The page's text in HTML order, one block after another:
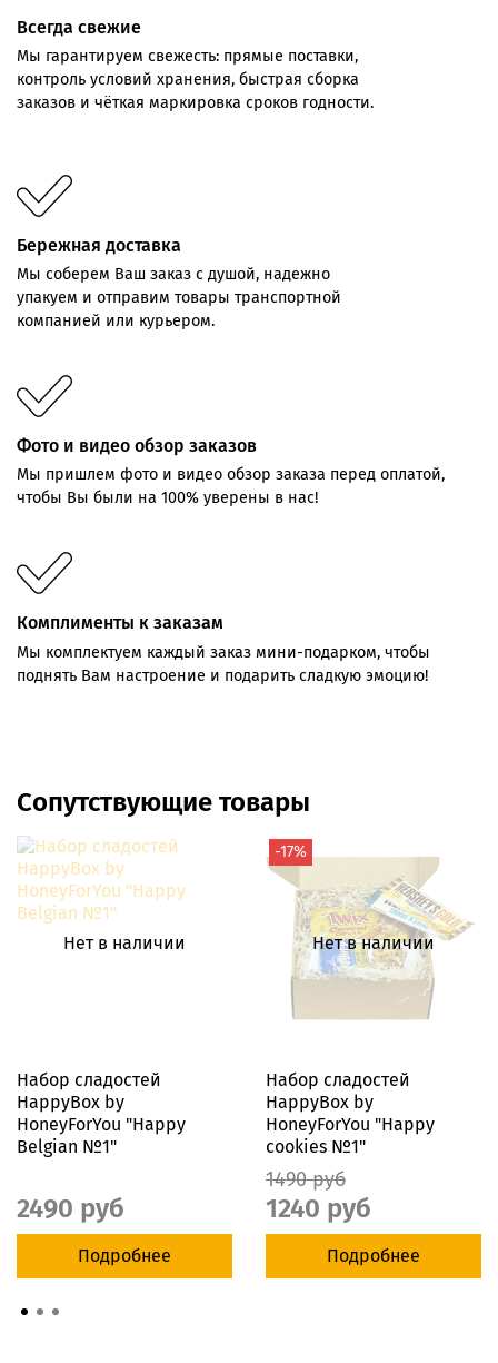
Всегда свежие
Мы гарантируем свежесть: прямые поставки,
контроль условий хранения, быстрая сборка
заказов и чёткая маркировка сроков годности.
Бережная доставка
Мы соберем Ваш заказ с душой, надежно
упакуем и отправим товары транспортной
компанией или курьером.
Фото и видео обзор заказов
Мы пришлем фото и видео обзор заказа перед оплатой,
чтобы Вы были на 100% уверены в нас!
Комплименты к заказам
Мы комплектуем каждый заказ мини-подарком, чтобы
поднять Вам настроение и подарить сладкую эмоцию!
Сопутствующие товары
Нет в наличии
Набор сладостей
HappyBox by
HoneyForYou "Happy
Belgian №1"
2490 руб
Подробнее
Нет в наличии
-17%
Набор сладостей
HappyBox by
HoneyForYou "Happy
cookies №1"
1490 руб
1240 руб
Подробнее